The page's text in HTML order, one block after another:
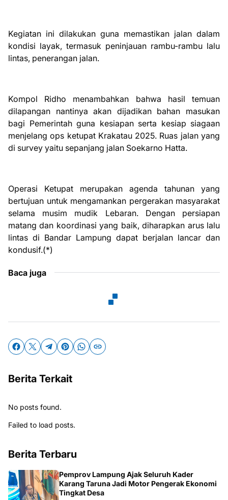
Kegiatan ini dilakukan guna memastikan jalan dalam
kondisi layak, termasuk peninjauan rambu-rambu lalu
lintas, penerangan jalan.
Kompol Ridho menambahkan bahwa hasil temuan
dilapangan nantinya akan dijadikan bahan masukan
bagi Pemerintah guna kesiapan serta kesiap siagaan
menjelang ops ketupat Krakatau 2025. Ruas jalan yang
di survey yaitu sepanjang jalan Soekarno Hatta.
Operasi Ketupat merupakan agenda tahunan yang
bertujuan untuk mengamankan pergerakan masyarakat
selama musim mudik Lebaran. Dengan persiapan
matang dan koordinasi yang baik, diharapkan arus lalu
lintas di Bandar Lampung dapat berjalan lancar dan
kondusif.(*)
Baca juga
Berita Terkait
No posts found.
Failed to load posts.
Berita Terbaru
Pemprov Lampung Ajak Seluruh Kader
Karang Taruna Jadi Motor Pengerak Ekonomi
Tingkat Desa